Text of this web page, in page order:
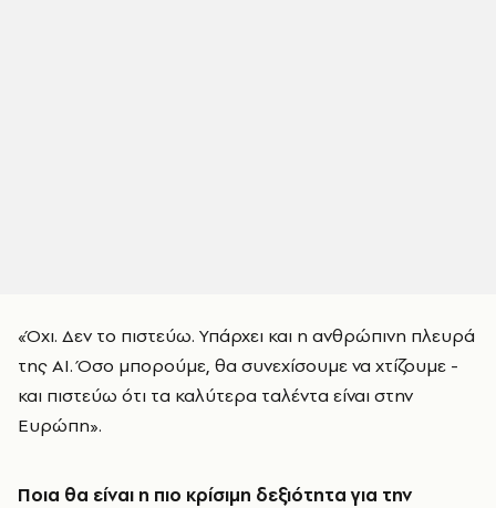
«Όχι. Δεν το πιστεύω. Υπάρχει και η ανθρώπινη πλευρά
της ΑΙ. Όσο μπορούμε, θα συνεχίσουμε να χτίζουμε -
και πιστεύω ότι τα καλύτερα ταλέντα είναι στην
Ευρώπη».
Ποια θα είναι η πιο κρίσιμη δεξιότητα για την